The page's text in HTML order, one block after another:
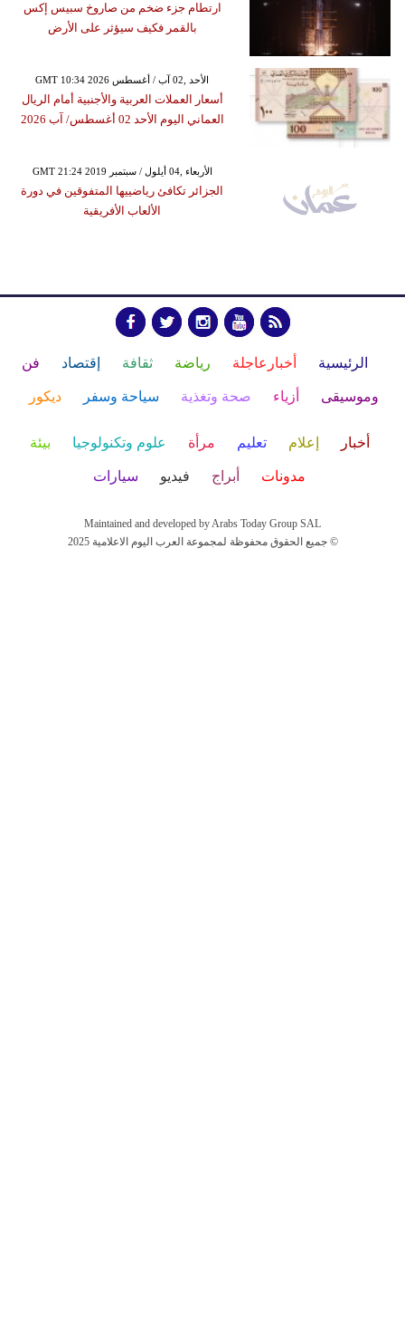
ارتطام جزء ضخم من صاروخ سبيس إكس
بالقمر فكيف سيؤثر على الأرض
GMT 10:34 2026 الأحد ,02 آب / أغسطس
أسعار العملات العربية والأجنبية أمام الريال
العماني اليوم الأحد 02 أغسطس/ آب 2026
GMT 21:24 2019 الأربعاء ,04 أيلول / سبتمبر
الجزائر تكافئ رياضييها المتفوقين في دورة
الألعاب الأفريقية
الرئيسية أخبارعاجلة رياضة ثقافة إقتصاد فن
وموسيقى أزياء صحة وتغذية سياحة وسفر ديكور
أخبار إعلام تعليم مرأة علوم وتكنولوجيا بيئة
مدونات أبراج فيديو سيارات
Maintained and developed by Arabs Today Group SAL
جميع الحقوق محفوظة لمجموعة العرب اليوم الاعلامية 2025 ©